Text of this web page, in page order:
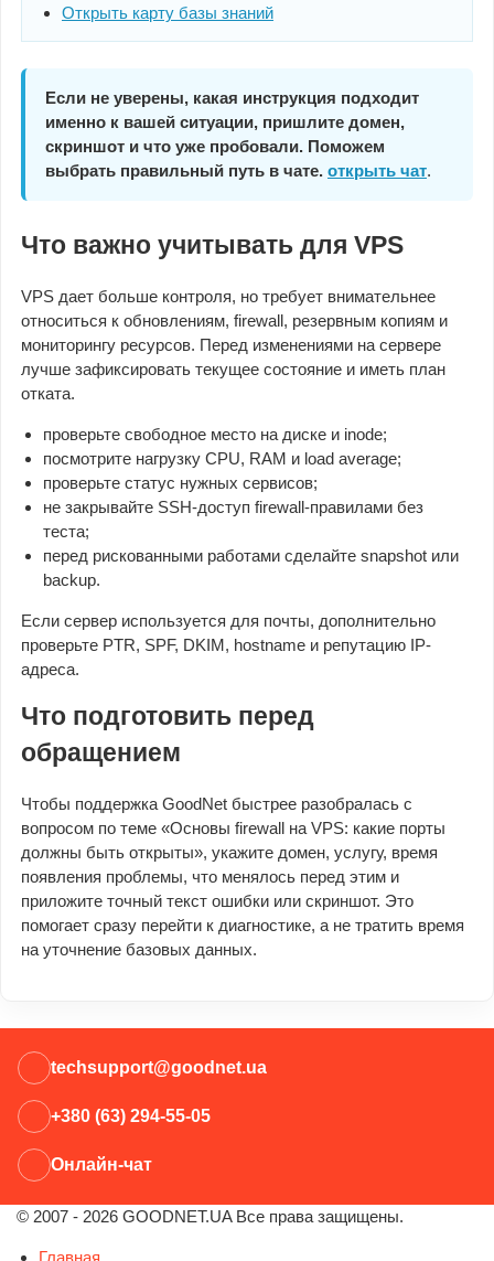
Открыть карту базы знаний
Если не уверены, какая инструкция подходит
именно к вашей ситуации, пришлите домен,
скриншот и что уже пробовали. Поможем
выбрать правильный путь в чате. открыть чат.
Что важно учитывать для VPS
VPS дает больше контроля, но требует внимательнее
относиться к обновлениям, firewall, резервным копиям и
мониторингу ресурсов. Перед изменениями на сервере
лучше зафиксировать текущее состояние и иметь план
отката.
проверьте свободное место на диске и inode;
посмотрите нагрузку CPU, RAM и load average;
проверьте статус нужных сервисов;
не закрывайте SSH-доступ firewall-правилами без
теста;
перед рискованными работами сделайте snapshot или
backup.
Если сервер используется для почты, дополнительно
проверьте PTR, SPF, DKIM, hostname и репутацию IP-
адреса.
Что подготовить перед
обращением
Чтобы поддержка GoodNet быстрее разобралась с
вопросом по теме «Основы firewall на VPS: какие порты
должны быть открыты», укажите домен, услугу, время
появления проблемы, что менялось перед этим и
приложите точный текст ошибки или скриншот. Это
помогает сразу перейти к диагностике, а не тратить время
на уточнение базовых данных.
techsupport@goodnet.ua
+380 (63) 294-55-05
Онлайн-чат
© 2007 - 2026 GOODNET.UA Все права защищены.
Главная